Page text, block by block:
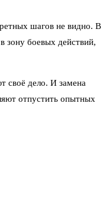
шагов не видно. В
зону боевых действий,
своё дело. И замена
отпустить опытных